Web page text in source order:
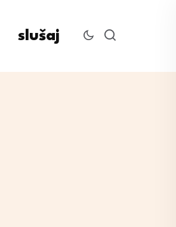
slušaj